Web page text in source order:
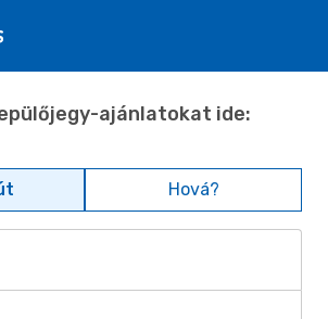
ajánlatokat ide:
Hová?